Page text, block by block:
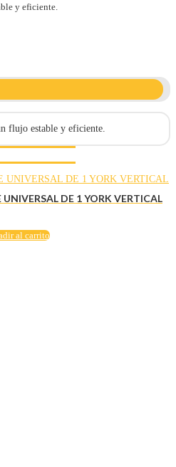
y eficiente.
flujo estable y eficiente.
UNIVERSAL DE 1 YORK VERTICAL
al carrito